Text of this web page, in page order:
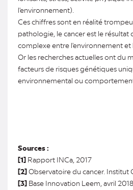
l'environnement).
Ces chiffres sont en réalité
pathologie, le cancer est le résultat
complexe entre l'environnement et
Or les recherches actuelles ont du
facteurs de risques génétiques
environnemental ou
Sources :
[1] Rapport INCa, 2017
[2]Observatoire du cancer. Institut
[3] Base Innovation Leem, avril 2018